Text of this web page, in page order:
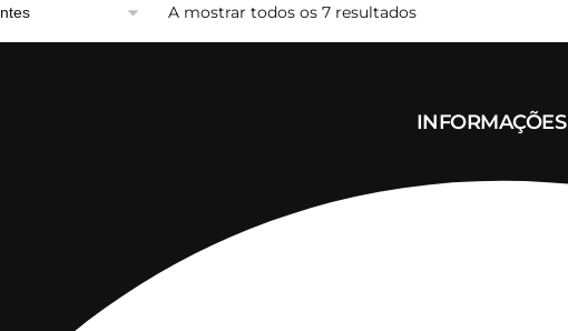
A mostrar todos os 7 resultadosOrdenado
INFORMAÇÕES